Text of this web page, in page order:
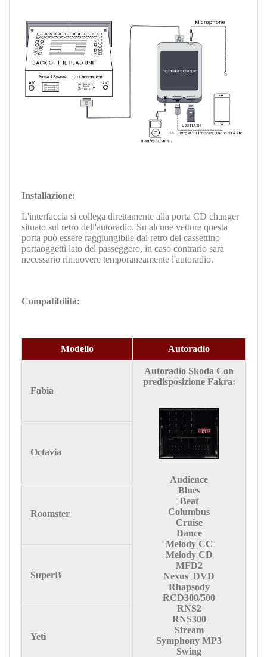
Installazione:
L'interfaccia si collega direttamente alla porta CD changer
situato sul retro dell'autoradio. Su alcune vetture questa
porta può essere raggiungibile dal retro del cassettino
portaoggetti lato del passeggero, in caso contrario sarà
necessario rimuovere temporaneamente l'autoradio.
Compatibilità:
Modello Autoradio
Fabia
Autoradio Skoda Con
predisposizione Fakra:
Audience
Blues
Beat
Columbus
Cruise
Dance
Melody CC
Melody CD
MFD2
Nexus DVD
Rhapsody
RCD300/500
RNS2
RNS300
Stream
Symphony MP3
Swing
Octavia
Roomster
SuperB
Yeti